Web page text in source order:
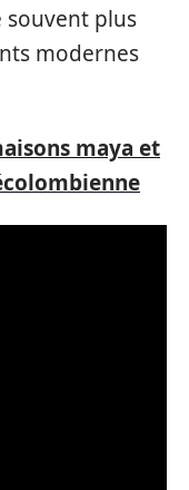
souvent plus
modernes
maya et